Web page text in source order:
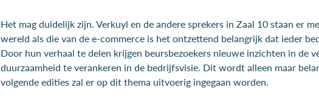
Het mag duidelijk zijn. Verkuyl en de andere sprekers in Zaal 10 staan er
wereld als die van de e-commerce is het ontzettend belangrijk dat ieder
Door hun verhaal te delen krijgen beursbezoekers nieuwe inzichten in de
duurzaamheid te verankeren in de bedrijfsvisie. Dit wordt alleen maar
volgende edities zal er op dit thema uitvoerig ingegaan worden.